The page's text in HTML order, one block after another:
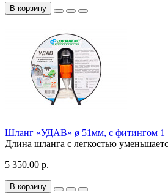
В корзину
Шланг «УДАВ» ø 51мм, с фитингом 1
Длина шланга с легкостью
5 350.00 р.
В корзину